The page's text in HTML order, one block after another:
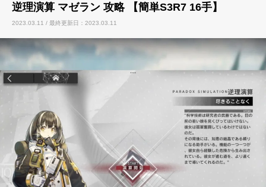
逆理演算 マゼラン 攻略 【簡単S3R7 16手】
2023.03.11 / 最終更新日：2023.03.11